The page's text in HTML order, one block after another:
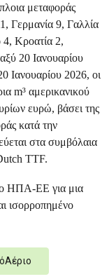
μεταφοράς
Γερμανία 9, Γαλλία
4, Κροατία 2,
20 Ιανουαρίου
Ιανουαρίου 2026, οι
m³ αμερικανικού
ευρώ, βάσει της
κατά την
στα συμβόλαια
TTF.
ΗΠΑ-ΕΕ για μια
ισορροπημένο